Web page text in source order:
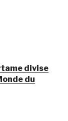
divise
du